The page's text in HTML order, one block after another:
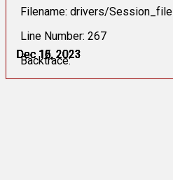
Dec 12, 2023
Dec 15, 2023
Dec 15, 2023
Dec 16, 2023
Dec 16, 2023
Dec 16, 2023
Filename: drivers/
Line Number: 267
Backtrace: